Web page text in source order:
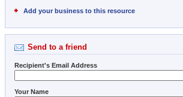
Add your business to this resource
Send to a friend
Recipient's Email Address
Your Name